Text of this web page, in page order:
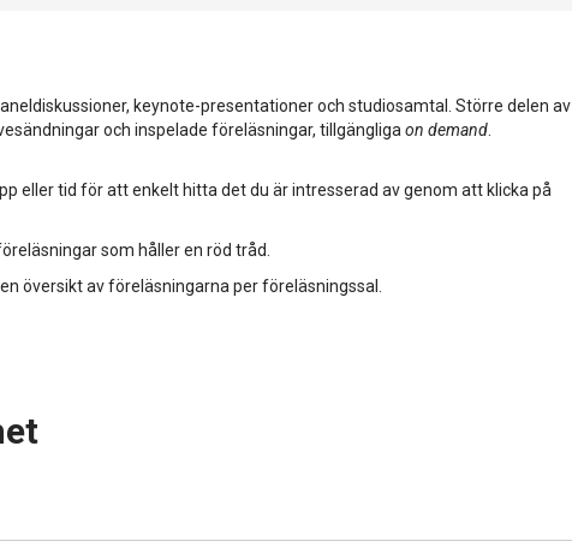
keynote-presentationer och studiosamtal. Större delen av
och inspelade föreläsningar, tillgängliga on demand
eller tid för att enkelt hitta det du är intresserad av genom att klicka på
som håller en röd tråd.
översikt av föreläsningarna per föreläsningssal.